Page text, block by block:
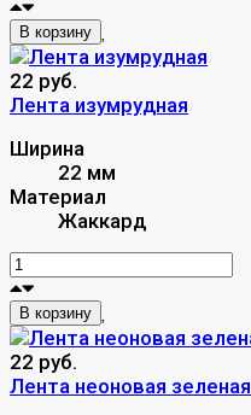
В корзину
22 руб.
Лента изумрудная
Ширина
22 мм
Материал
Жаккард
В корзину
22 руб.
Лента неоновая зеленая